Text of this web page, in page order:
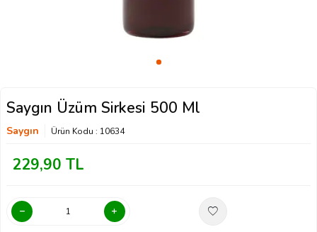
Saygın Üzüm Sirkesi 500 Ml
Saygın Ürün Kodu : 10634
229,90 TL